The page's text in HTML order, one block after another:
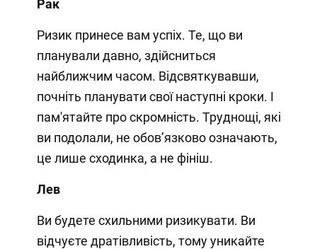
Рак
Ризик принесе вам успіх. Те, що ви
планували давно, здійсниться
найближчим часом. Відсвяткувавши,
почніть планувати свої наступні кроки. І
пам'ятайте про скромність. Труднощі, які
ви подолали, не обов’язково означають,
це лише сходинка, а не фініш.
Лев
Ви будете схильними ризикувати. Ви
відчуєте дратівливість, тому уникайте